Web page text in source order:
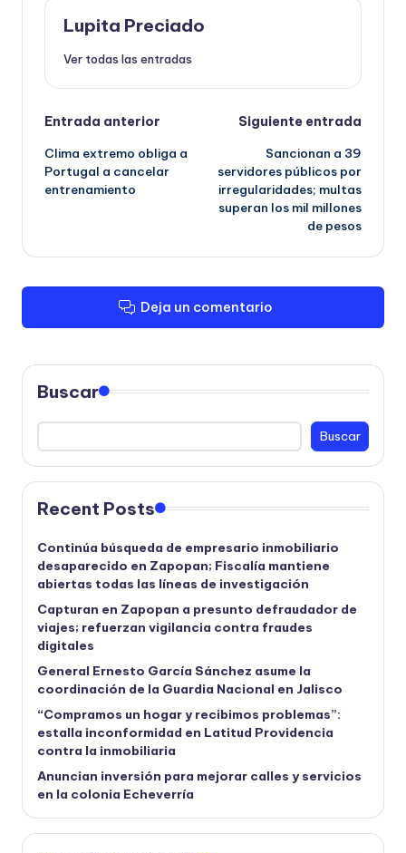
Lupita Preciado
Ver todas las entradas
Navegación
de
entradas
Entrada anterior
Clima extremo obliga a
Portugal a cancelar
entrenamiento
Siguiente entrada
Sancionan a 39
servidores públicos por
irregularidades; multas
superan los mil millones
de pesos
Deja un comentario
Buscar
Buscar
Recent Posts
Continúa búsqueda de empresario inmobiliario
desaparecido en Zapopan; Fiscalía mantiene
abiertas todas las líneas de investigación
Capturan en Zapopan a presunto defraudador de
viajes; refuerzan vigilancia contra fraudes
digitales
General Ernesto García Sánchez asume la
coordinación de la Guardia Nacional en Jalisco
“Compramos un hogar y recibimos problemas”:
estalla inconformidad en Latitud Providencia
contra la inmobiliaria
Anuncian inversión para mejorar calles y servicios
en la colonia Echeverría